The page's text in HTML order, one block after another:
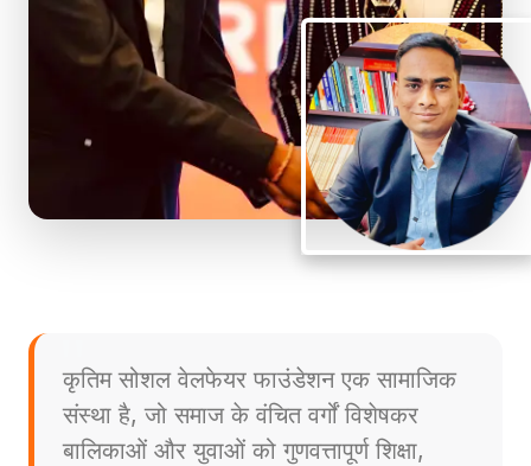
कृतिम सोशल वेलफेयर फाउंडेशन एक सामाजिक
संस्था है, जो समाज के वंचित वर्गों विशेषकर
बालिकाओं और युवाओं को गुणवत्तापूर्ण शिक्षा,